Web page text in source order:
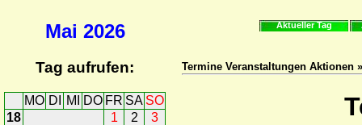
Mai 2026
Tag aufrufen:
MO DI MI DO FR SA SO
18
1 2
3
Aktueller Tag
Termine Veranstaltungen Aktionen